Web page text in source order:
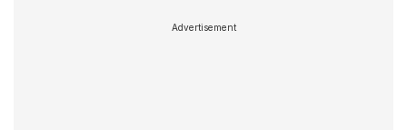
Advertisement